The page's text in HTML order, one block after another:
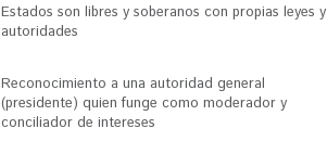
Estados son libres y soberanos con propias leyes y
autoridades
Reconocimiento a una autoridad general
(presidente) quien funge como moderador y
conciliador de intereses